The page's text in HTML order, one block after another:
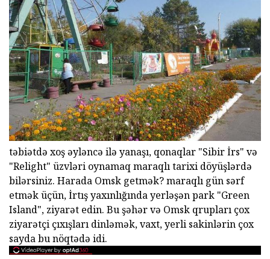
təbiətdə xoş əyləncə ilə yanaşı, qonaqlar "Sibir İrs" və
"Relight" üzvləri oynamaq maraqlı tarixi döyüşlərdə
bilərsiniz. Harada Omsk getmək? maraqlı gün sərf
etmək üçün, İrtış yaxınlığında yerləşən park "Green
Island", ziyarət edin. Bu şəhər və Omsk qrupları çox
ziyarətçi çıxışları dinləmək, vaxt, yerli sakinlərin çox
sayda bu nöqtədə idi.